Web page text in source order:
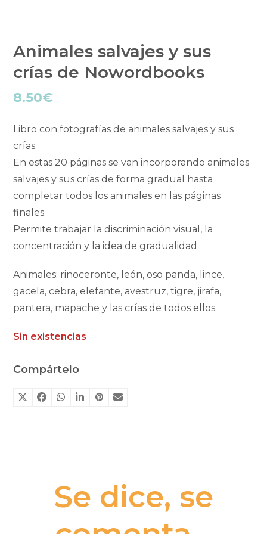
Animales salvajes y sus
crías de Nowordbooks
8.50€
Libro con fotografías de animales salvajes y sus
crías.
En estas 20 páginas se van incorporando animales
salvajes y sus crías de forma gradual hasta
completar todos los animales en las páginas
finales.
Permite trabajar la discriminación visual, la
concentración y la idea de gradualidad.
Animales: rinoceronte, león, oso panda, lince,
gacela, cebra, elefante, avestruz, tigre, jirafa,
pantera, mapache y las crías de todos ellos.
Sin existencias
Compártelo
Se dice, se